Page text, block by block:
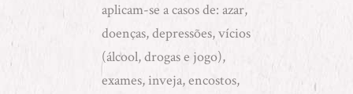
aplicam-se a casos de: azar,
doenças, depressões, vícios
(álcool, drogas e jogo),
exames, inveja, encostos,